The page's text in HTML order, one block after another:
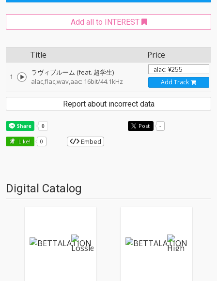
Add all to INTEREST
Title Price
1
ラヴィブルーム (feat. 超学生)
alac,flac,wav,aac: 16bit/44.1kHz
Add Track
Report about incorrect data
Post -
Like! 0 Embed
Digital Catalog